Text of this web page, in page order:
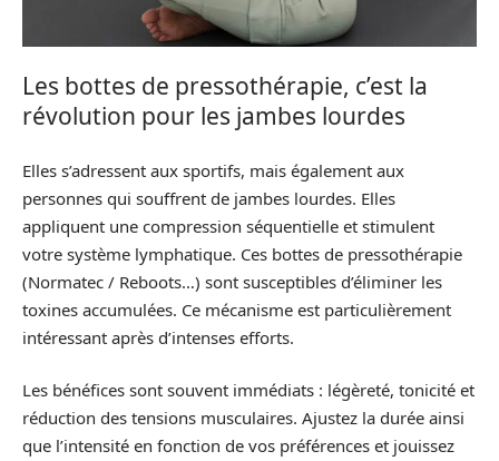
Les bottes de pressothérapie, c’est la
révolution pour les jambes lourdes
Elles s’adressent aux sportifs, mais également aux
personnes qui souffrent de jambes lourdes. Elles
appliquent une compression séquentielle et stimulent
votre système lymphatique. Ces bottes de pressothérapie
(Normatec / Reboots…) sont susceptibles d’éliminer les
toxines accumulées. Ce mécanisme est particulièrement
intéressant après d’intenses efforts.
Les bénéfices sont souvent immédiats : légèreté, tonicité et
réduction des tensions musculaires. Ajustez la durée ainsi
que l’intensité en fonction de vos préférences et jouissez